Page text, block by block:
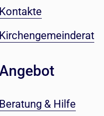
Kontakte
Kirchengemeinderat
Beratung & Hilfe